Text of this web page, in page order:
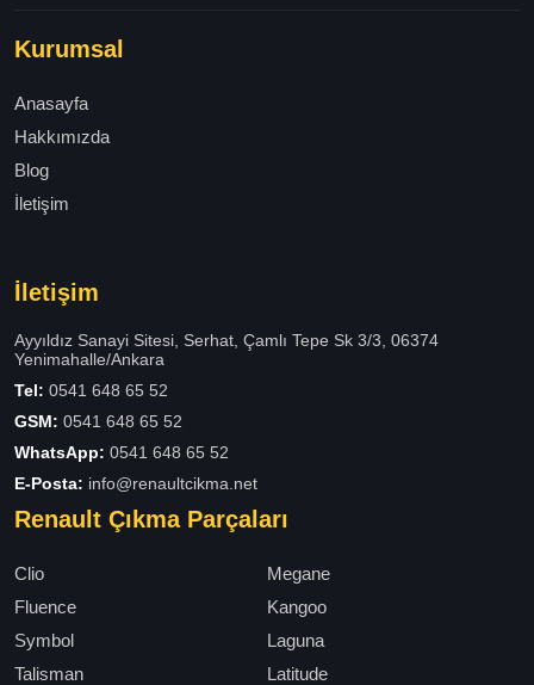
Kurumsal
Anasayfa
Hakkımızda
Blog
İletişim
İletişim
Ayyıldız Sanayi Sitesi, Serhat, Çamlı Tepe Sk 3/3, 06374
Yenimahalle/Ankara
Tel: 0541 648 65 52
GSM: 0541 648 65 52
WhatsApp: 0541 648 65 52
E-Posta: info@renaultcikma.net
Renault Çıkma Parçaları
Clio
Megane
Fluence
Kangoo
Symbol
Laguna
Talisman
Latitude